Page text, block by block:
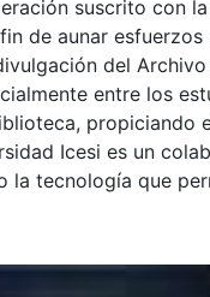
suscrito con
de aunar esfuerzos
del
entre los
propiciando
Icesi es un
la tecnología que